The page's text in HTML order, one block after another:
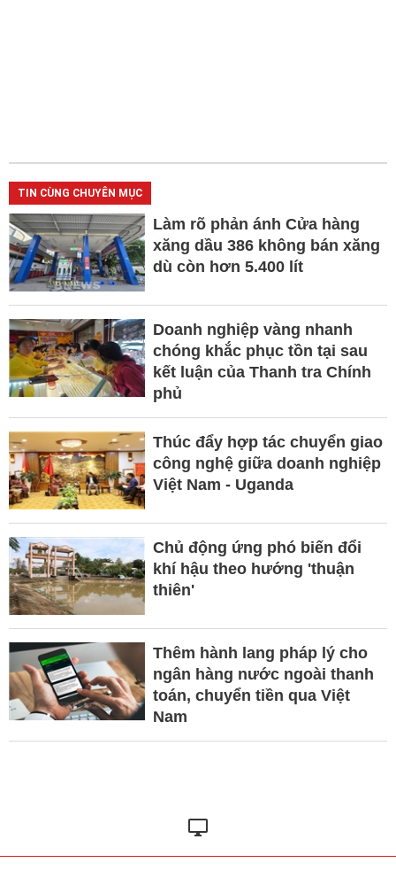
TIN CÙNG CHUYÊN MỤC
Làm rõ phản ánh Cửa hàng
xăng dầu 386 không bán xăng
dù còn hơn 5.400 lít
Doanh nghiệp vàng nhanh
chóng khắc phục tồn tại sau
kết luận của Thanh tra Chính
phủ
Thúc đẩy hợp tác chuyển giao
công nghệ giữa doanh nghiệp
Việt Nam - Uganda
Chủ động ứng phó biến đổi
khí hậu theo hướng 'thuận
thiên'
Thêm hành lang pháp lý cho
ngân hàng nước ngoài thanh
toán, chuyển tiền qua Việt
Nam